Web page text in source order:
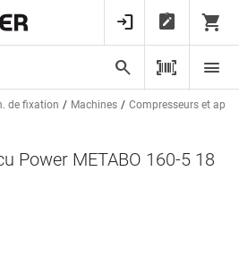
de fixation Machines Compresseurs et
Power METABO 160-5 18